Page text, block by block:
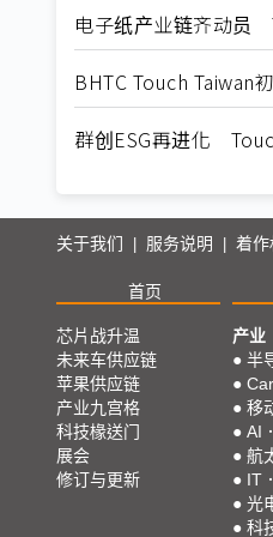
电子纸产业链齐动员
BHTC Touch Taiwan
群创ESG再进化
关于我们 服务说明 着作
首页
芯片战升温
未来车供应链
苹果供应链
产业九宫格
科技椽送门
展会
修订与更新
产业
● 半
●
● 移
● AI
● 航
● IT
● 光
● 科